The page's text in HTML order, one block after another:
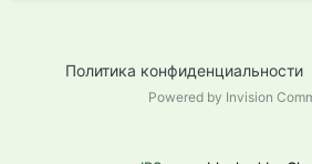
Политика конфиденциальности
Powered by Invision